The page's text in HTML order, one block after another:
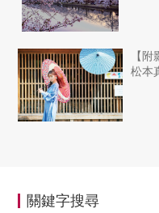
【
松本
關鍵字搜尋